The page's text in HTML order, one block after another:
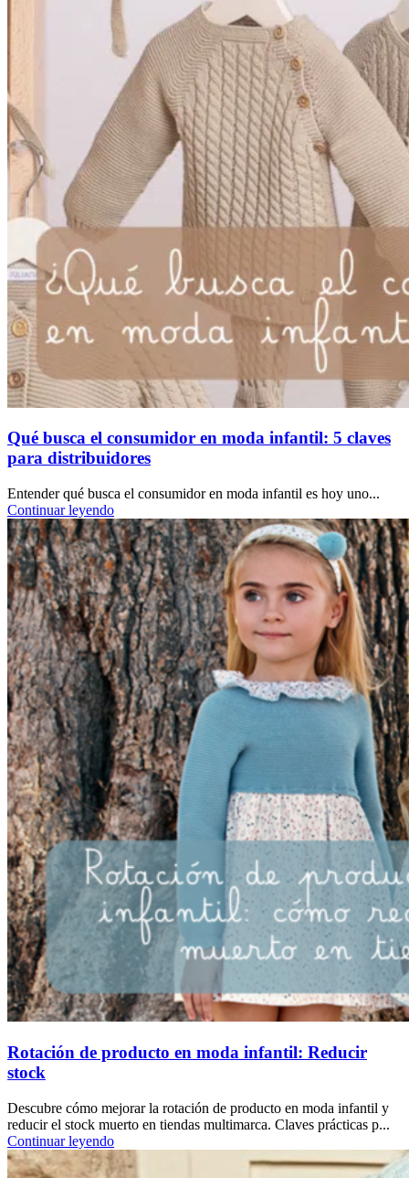
Qué busca el consumidor en moda infantil: 5 claves
para distribuidores
Entender qué busca el consumidor en moda infantil es hoy uno...
Continuar leyendo
Rotación de producto en moda infantil: Reducir
stock
Descubre cómo mejorar la rotación de producto en moda infantil y
reducir el stock muerto en tiendas multimarca. Claves prácticas p...
Continuar leyendo